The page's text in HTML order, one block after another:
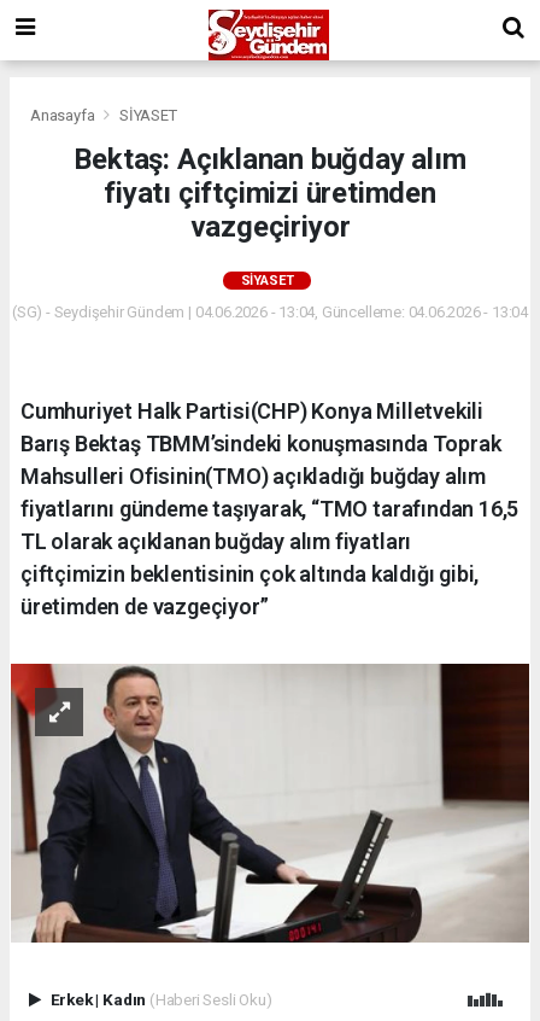
Anasayfa SİYASET
Bektaş: Açıklanan buğday alım
fiyatı çiftçimizi üretimden
vazgeçiriyor
SİYASET
(SG) - Seydişehir Gündem | 04.06.2026 - 13:04, Güncelleme: 04.06.2026 - 13:04
Cumhuriyet Halk Partisi(CHP) Konya Milletvekili
Barış Bektaş TBMM’sindeki konuşmasında Toprak
Mahsulleri Ofisinin(TMO) açıkladığı buğday alım
fiyatlarını gündeme taşıyarak, “TMO tarafından 16,5
TL olarak açıklanan buğday alım fiyatları
çiftçimizin beklentisinin çok altında kaldığı gibi,
üretimden de vazgeçiyor”
Erkek| Kadın (Haberi Sesli Oku)